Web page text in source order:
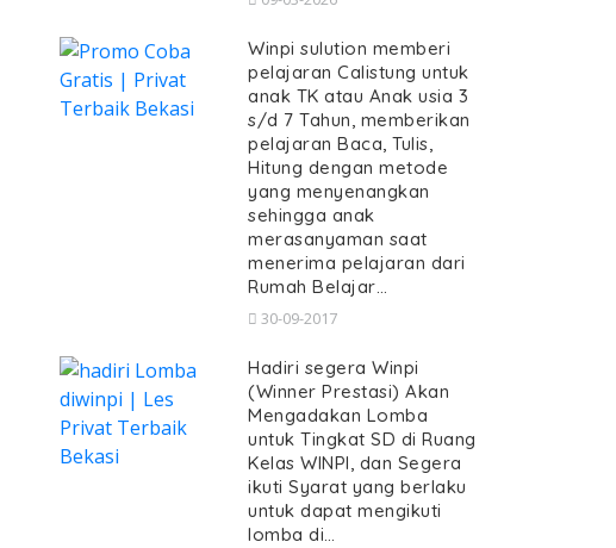
Winpi sulution memberi
pelajaran Calistung untuk
anak TK atau Anak usia 3
s/d 7 Tahun, memberikan
pelajaran Baca, Tulis,
Hitung dengan metode
yang menyenangkan
sehingga anak
merasanyaman saat
menerima pelajaran dari
Rumah Belajar…
30-09-2017
Hadiri segera Winpi
(Winner Prestasi) Akan
Mengadakan Lomba
untuk Tingkat SD di Ruang
Kelas WINPI, dan Segera
ikuti Syarat yang berlaku
untuk dapat mengikuti
lomba di…